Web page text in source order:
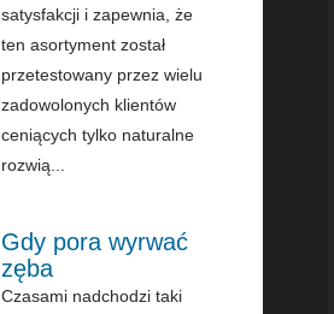
satysfakcji i zapewnia, że
ten asortyment został
przetestowany przez wielu
zadowolonych klientów
ceniących tylko naturalne
rozwią...
Gdy pora wyrwać
zęba
Czasami nadchodzi taki